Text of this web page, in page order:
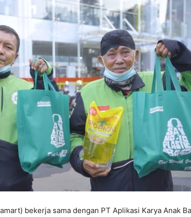
bekerja sama dengan PT Aplikasi Karya Anak